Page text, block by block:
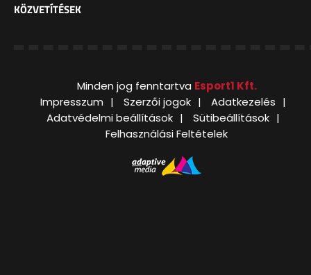
KÖZVETÍTÉSEK
Minden jog fenntartva Esport1 Kft.
Impresszum
Szerzői jogok
Adatkezelés
Adatvédelmi beállítások
Sütibeállítások
Felhasználási Feltételek